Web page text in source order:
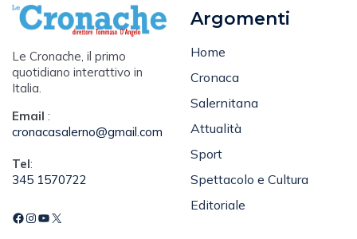
Le Cronache, il primo
quotidiano interattivo in
Italia.
Email :
cronacasalerno@gmail.com
Tel:
345 1570722
Argomenti
Home
Cronaca
Salernitana
Attualità
Sport
Spettacolo e Cultura
Editoriale